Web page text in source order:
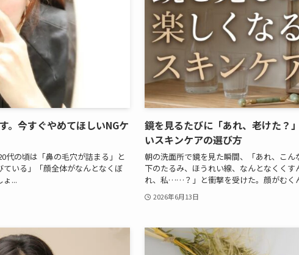
。今すぐやめてほしいNGケ
代の頃は「鼻の毛穴が詰まる」と
いる」「顔全体がなんとなくぼ
...
鏡を見るたびに「あれ、老けた？
いスキンケアの選び方
朝の洗面所で鏡を見た瞬間、「あれ、こ
下のたるみ、ほうれい線、なんとなくく
れ、私……？」と衝撃を受けた。顔がむく
2026年6月13日